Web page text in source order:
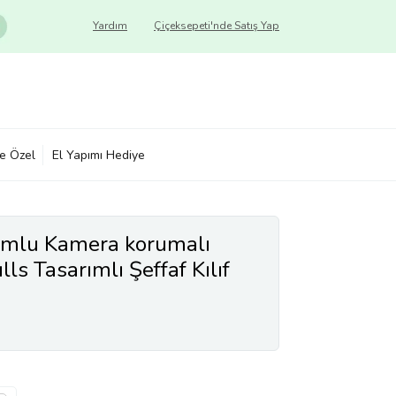
Çiçeksepeti'nde Satış Yap
Yardım
Özel El Yapımı Hediye
Kamera korumalı
Tasarımlı Şeffaf Kılıf